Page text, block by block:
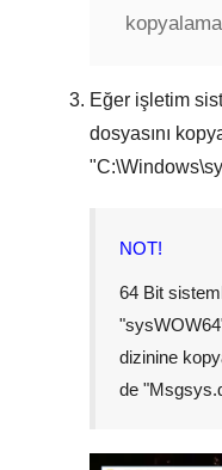
kopyalama
Eğer işletim
dosyasını
"
NOT!
64 Bit
"sysWOW64
dizinine
de "